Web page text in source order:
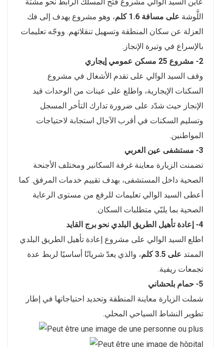
اللَّوشة على مسافة 1.6 كلم
، وهو مشروع يهدف إلى فك
العزلة عن سكان المنطقة وتسهيل تنقلاتهم. ووجّه تعليمات
بالإسراع في وتيرة الإنجاز.
2- مشروع 25 مسكن عمومي إيجاري
وقف السيد الوالي على تقدم الأشغال في مشروع
السكنات الإيجارية، واطلع على عينات من الوحدات قيد
الإنجاز حيث شدّد على ضرورة تدارك التأخر المسجل
وتسليم السكنات في أقرب الآجال استجابة لاحتياجات
المواطنين.
3- مستشفى عين العربي
تضمنت الزيارة معاينة غرفة السكانير ومختلف الأجنحة
الصحية داخل المستشفى، بهدف تقييم خدمات المرفق. كما
أعطى السيد الوالي تعليمات للرفع من مستوى الرعاية
الصحية بما يلبّي متطلبات السكان.
4- إعادة تأهيل الطريق البلدي نحو برج القايد
اطلع السيد الوالي على مشروع إعادة تأهيل الطريق البلدي
الممتد على 3.5 كلم
، والذي يعدّ شريانًا أساسيًا لربط عدة
تجمعات ريفية.
5- حمام بلحشاني
شملت الزيارة معاينة المنطقة وتحديد احتياجاتها في إطار
تطوير النشاط السياحي المحلي.